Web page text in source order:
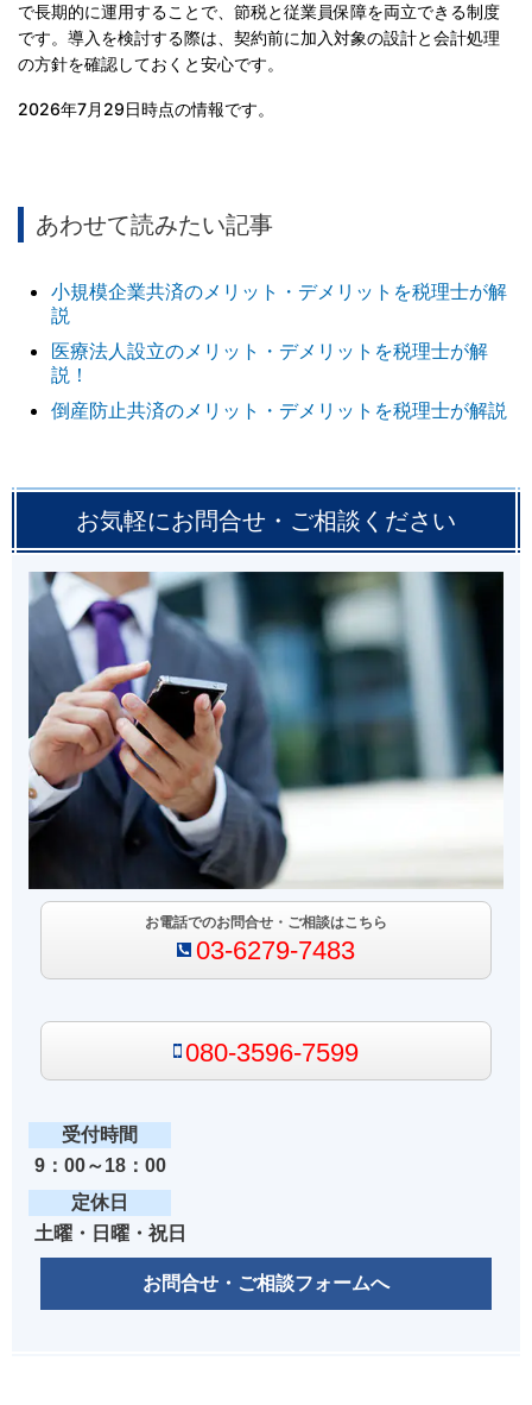
で長期的に運用することで、節税と従業員保障を両立できる制度
です。導入を検討する際は、契約前に加入対象の設計と会計処理
の方針を確認しておくと安心です。
2026年7月29日時点の情報です。
あわせて読みたい記事
小規模企業共済のメリット・デメリットを税理士が解
説
医療法人設立のメリット・デメリットを税理士が解
説！
倒産防止共済のメリット・デメリットを税理士が解説
お気軽にお問合せ・ご相談ください
お電話でのお問合せ・ご相談はこちら
03-6279-7483
080-3596-7599
受付時間
9：00～18：00
定休日
土曜・日曜・祝日
お問合せ・ご相談フォームへ